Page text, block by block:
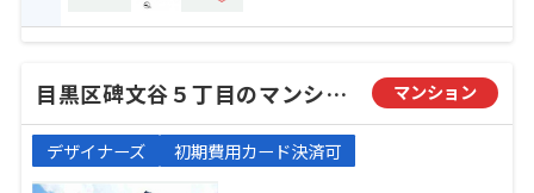
目黒区碑文谷５丁目のマンション マンション
デザイナーズ 初期費用カード決済可